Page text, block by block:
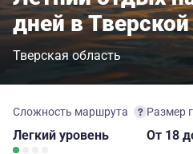
дней в
Тверская область
Сложность маршрута
Легкий уровень
Размер
От 18